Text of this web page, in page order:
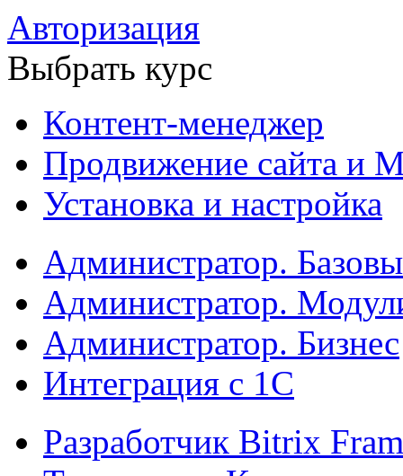
Авторизация
Выбрать курс
Контент-менеджер
Продвижение сайта и
Установка и настройка
Администратор.
Администратор.
Администратор. Бизнес
Интеграция с 1С
Разработчик Bitrix